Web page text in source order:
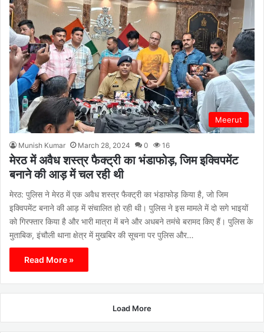
Meerut
Munish Kumar March 28, 2024 0 16
मेरठ में अवैध शस्त्र फैक्ट्री का भंडाफोड़, जिम इक्विपमेंट
बनाने की आड़ में चल रही थी
मेरठ: पुलिस ने मेरठ में एक अवैध शस्त्र फैक्ट्री का भंडाफोड़ किया है, जो जिम
इक्विपमेंट बनाने की आड़ में संचालित हो रही थी। पुलिस ने इस मामले में दो सगे भाइयों
को गिरफ्तार किया है और भारी मात्रा में बने और अधबने तमंचे बरामद किए हैं। पुलिस के
मुताबिक, इंचौली थाना क्षेत्र में मुखबिर की सूचना पर पुलिस और…
Read More »
Load More